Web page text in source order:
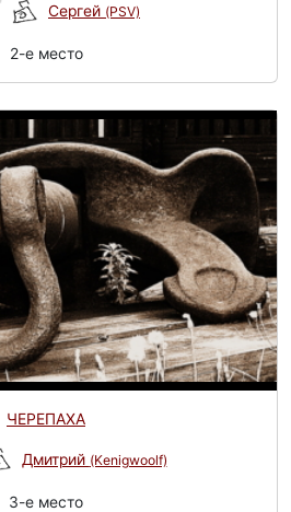
Сергей (PSV)
2-e место
ЧЕРЕПАХА
Дмитрий (Kenigwoolf)
3-e место